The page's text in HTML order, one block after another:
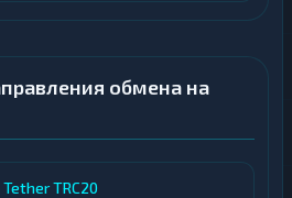
обмена на
TRC20